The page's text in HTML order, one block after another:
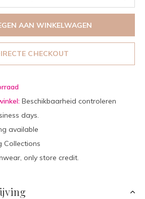
AAN WINKELWAGEN
CHECKOUT
Beschikbaarheid controleren
days.
available
Collections
only store credit.